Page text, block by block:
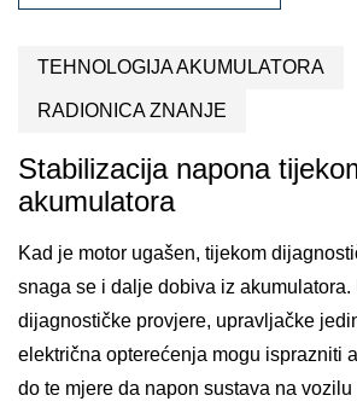
TEHNOLOGIJA AKUMULATORA
RADIONICA ZNANJE
Stabilizacija napona
akumulatora
Kad je motor ugašen, tijekom
snaga se i dalje dobiva iz
dijagnostičke provjere, upravljačke
električna opterećenja mogu isprazniti
do te mjere da napon sustava na vozilu